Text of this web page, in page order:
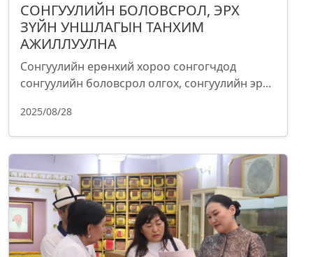
СОНГУУЛИЙН БОЛОВСРОЛ, ЭРХ
ЗҮЙН УНШЛАГЫН ТАНХИМ
АЖИЛЛУУЛНА
Сонгуулийн ерөнхий хороо сонгогчдод
сонгуулийн боловсрол олгох, сонгуулийн эр...
2025/08/28